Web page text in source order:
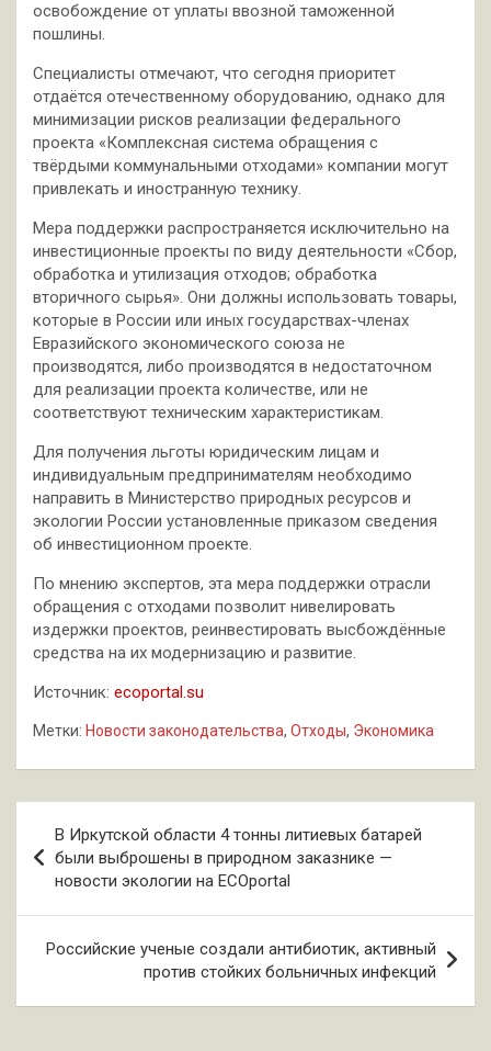
освобождение от уплаты ввозной таможенной
пошлины.
Специалисты отмечают, что сегодня приоритет
отдаётся отечественному оборудованию, однако для
минимизации рисков реализации федерального
проекта «Комплексная система обращения с
твёрдыми коммунальными отходами» компании могут
привлекать и иностранную технику.
Мера поддержки распространяется исключительно на
инвестиционные проекты по виду деятельности «Сбор,
обработка и утилизация отходов; обработка
вторичного сырья». Они должны использовать товары,
которые в России или иных государствах-членах
Евразийского экономического союза не
производятся, либо производятся в недостаточном
для реализации проекта количестве, или не
соответствуют техническим характеристикам.
Для получения льготы юридическим лицам и
индивидуальным предпринимателям необходимо
направить в Министерство природных ресурсов и
экологии России установленные приказом сведения
об инвестиционном проекте.
По мнению экспертов, эта мера поддержки отрасли
обращения с отходами позволит нивелировать
издержки проектов, реинвестировать высбождённые
средства на их модернизацию и развитие.
Источник: ecoportal.su
Метки: Новости законодательства, Отходы, Экономика
по
записям
В Иркутской области 4 тонны литиевых батарей
были выброшены в природном заказнике —
новости экологии на ECOportal
Российские ученые создали антибиотик, активный
против стойких больничных инфекций